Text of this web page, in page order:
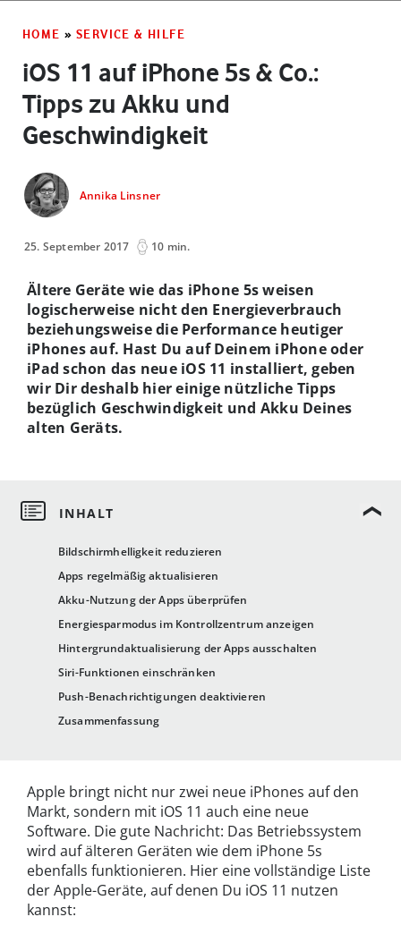
HOME » SERVICE & HILFE
iOS 11 auf iPhone 5s & Co.:
Tipps zu Akku und
Geschwindigkeit
Annika Linsner
25. September 2017 10 min.
Bildschirmhelligkeit reduzieren
Apps regelmäßig aktualisieren
Akku-Nutzung der Apps überprüfen
Energiesparmodus im Kontrollzentrum anzeigen
Hintergrundaktualisierung der Apps ausschalten
Siri-Funktionen einschränken
Push-Benachrichtigungen deaktivieren
Zusammenfassung
Ältere Geräte wie das iPhone 5s weisen
logischerweise nicht den Energieverbrauch
beziehungsweise die Performance heutiger
iPhones auf. Hast Du auf Deinem iPhone oder
iPad schon das neue iOS 11 installiert, geben
wir Dir deshalb hier einige nützliche Tipps
bezüglich Geschwindigkeit und Akku Deines
alten Geräts.
Apple bringt nicht nur zwei neue iPhones auf den
Markt, sondern mit iOS 11 auch eine neue
Software. Die gute Nachricht: Das Betriebssystem
wird auf älteren Geräten wie dem iPhone 5s
ebenfalls funktionieren. Hier eine vollständige Liste
der Apple-Geräte, auf denen Du iOS 11 nutzen
kannst: